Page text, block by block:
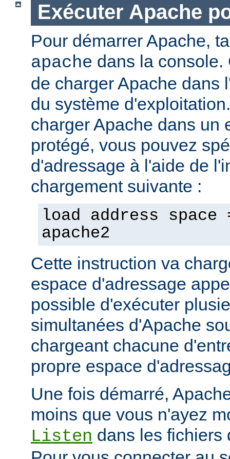
Exécuter Apache
Pour démarrer Apache,
apache dans la console.
de charger Apache dans
du système
charger Apache dans un
protégé, vous pouvez
d'adressage à l'aide de
chargement suivante :
load address space
apache2
Cette instruction va
espace d'adressage
possible d'exécuter
simultanées d'Apache
chargeant chacune
propre espace
Une fois démarré,
moins que vous n'ayez
Listen dans les fichiers